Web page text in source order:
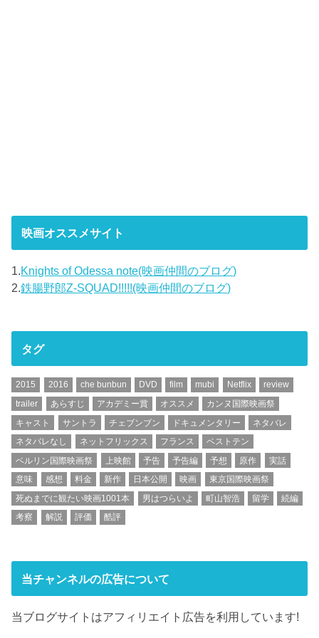
映画オススメサイト
1.Knights of Odessa note(映画仲間のブログ)
2.鉄腸野郎Z-SQUAD!!!!!(映画仲間のブログ)
タグ
2015 2016 che bunbun DVD film mubi Netflix
review
trailer
あらすじ アカデミー賞 オススメ
カンヌ国際映画祭
キャスト
サントラ チェブンブン ドキュメンタリー
ネタバレ
ネタバレなし
ネットフリックス フランス
ベストテン
ベルリン国際映画祭
上映館 予告 予告編 予想 原作
実話
意味
感想 料金 新作 日本公開 映画
東京国際映画祭
死ぬまでに観たい映画1001本
男はつらいよ 町山智浩 留学
続編
考察
解説 評価 酷評
当チャンネルの広告について
当ブログサイトはアフィリエイト広告を利用しています!